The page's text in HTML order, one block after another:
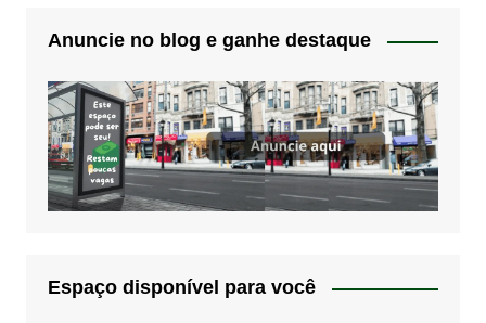
Anuncie no blog e ganhe destaque
Espaço disponível para você